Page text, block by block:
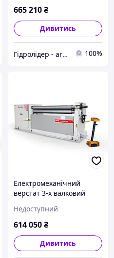
665 210₴
Дивитись
Гідролідер - агротехніка, промислове та будівельне обладнання 100%
Електромеханічний
верстат 3-х валковий
Недоступний
614 050₴
Дивитись